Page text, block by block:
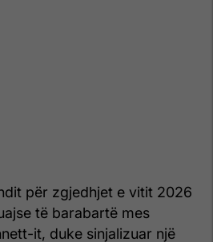
për zgjedhjet e vitit 2026
të barabartë mes
it, duke sinjalizuar një